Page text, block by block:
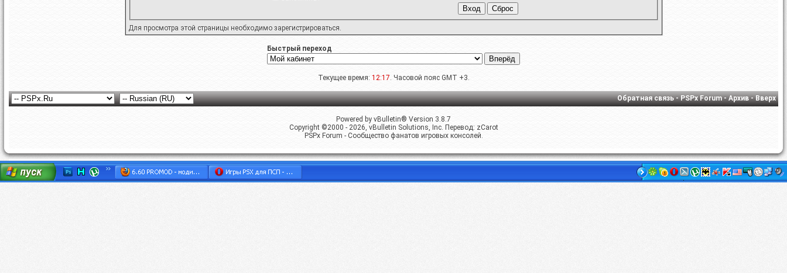
Для просмотра этой страницы необходимо зарегистрироваться.
Быстрый переход
Текущее время: 12:17. Часовой пояс GMT +3.
Обратная связь-PSPx Forum-Архив-Вверх
Powered by vBulletin® Version 3.8.7
Copyright ©2000 - 2026, vBulletin Solutions, Inc. Перевод: zCarot
PSPx Forum - Сообщество фанатов игровых консолей.